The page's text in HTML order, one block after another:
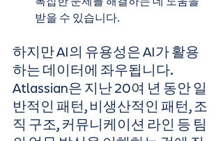
받을 수 있습니다.
하지만 AI의 유용성은 AI가 활용
하는 데이터에 좌우됩니다.
Atlassian은 지난 20여 년 동안 일
반적인 패턴, 비생산적인 패턴, 조
직 구조, 커뮤니케이션 라인 등 팀